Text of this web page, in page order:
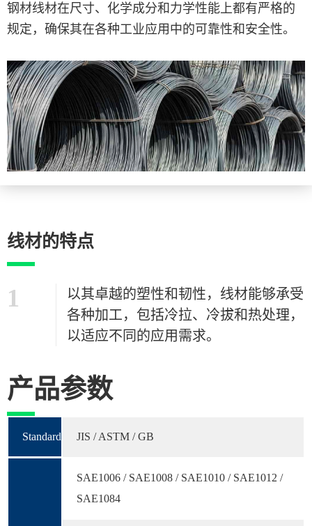
钢材线材在尺寸、化学成分和力学性能上都有严格的
规定，确保其在各种工业应用中的可靠性和安全性。
线材的特点
1
以其卓越的塑性和韧性，线材能够承受
各种加工，包括冷拉、冷拔和热处理，
以适应不同的应用需求。
产品参数
Standard JIS / ASTM / GB
SAE1006 / SAE1008 / SAE1010 / SAE1012 /
SAE1084